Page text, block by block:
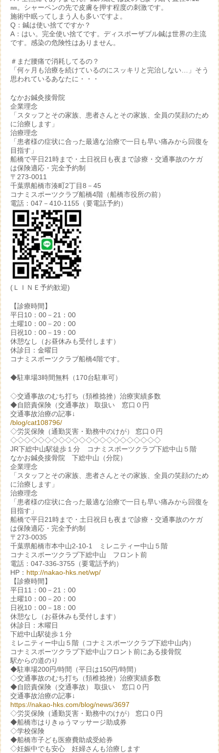
㎜。シャーペンの先で皮膚を押す程度の刺激です。
施術中眠ってしまう人も多いですよ。
Q：鍼は使い捨てですか？
A：はい。完全使い捨てです。ディスポーザブル鍼は世界の主流
です。感染の危険性はありません。
＃まだ腰痛で消耗してるの？
「何ヶ月も治療を続けているのにスッキリと完治しない…」そう
思われているあなたに・・・
なかお鍼灸接骨院
企業理念
「スタッフとその家族、患者さんとその家族、全員の笑顔のため
に治療します」
治療理念
「患者様の症状に合った最適な治療で一日も早い痛みから回復を
目指す」
船橋で平日21時まで・土日祝日も夜まで診療・交通事故のケガ
は保険適応・完全予約制
〒273-0011
千葉県船橋市湊町2丁目8－45
コナミスポーツクラブ船橋4階（船橋市役所の前）
電話：047－410-1155（要電話予約）
(ＬＩＮＥ予約歓迎)
【診療時間】
平日10：00－21：00
土曜10：00－20：00
日祝10：00－19：00
休憩なし（お昼休みも受付します）
休診日：金曜日
コナミスポーツクラブ船橋4階です。
◆駐車場3時間無料（170台駐車可）
◇交通事故のむち打ち（頚椎捻挫）治療実績多数
◆自賠責保険（交通事故） 取扱い 窓口０円
交通事故治療の記事↓
/blog/cat108796/
◇労災保険（通勤災害・勤務中のけが） 窓口０円
◇◇◇◇◇◇◇◇◇◇◇◇◇◇◇◇◇◇◇◇◇◇
JR下総中山駅徒歩１分 コナミスポーツクラブ下総中山５階
なかお鍼灸接骨院 下総中山（分院）
企業理念
「スタッフとその家族、患者さんとその家族、全員の笑顔のため
に治療します」
治療理念
「患者様の症状に合った最適な治療で一日も早い痛みから回復を
目指す」
船橋で平日21時まで・土日祝日も夜まで診療・交通事故のケガ
は保険適応・完全予約制
〒273-0035
千葉県船橋市本中山2-10-1 ミレニティー中山５階
コナミスポーツクラブ下総中山 フロント前
電話：047-336-3755（要電話予約）
HP： http://nakao-hks.net/wp/
【診療時間】
平日11：00－21：00
土曜10：00－20：00
日祝10：00－18：00
休憩なし（お昼休みも受付します）
休診日：木曜日
下総中山駅徒歩１分
ミレニティー中山５階（コナミスポーツクラブ下総中山内）
コナミスポーツクラブ下総中山フロント前にある接骨院
駅からの道のり
◆駐車場200円/時間（平日は150円/時間）
◇交通事故のむち打ち（頚椎捻挫）治療実績多数
◆自賠責保険（交通事故） 取扱い 窓口０円
交通事故治療の記事↓
https://nakao-hks.com/blog/news/3697
◇労災保険（通勤災害・勤務中のけが） 窓口０円
◆船橋市はりきゅうマッサージ助成券
◇学校保険
◆船橋市子ども医療費助成受給券
◇妊娠中でも安心 妊婦さんも治療します